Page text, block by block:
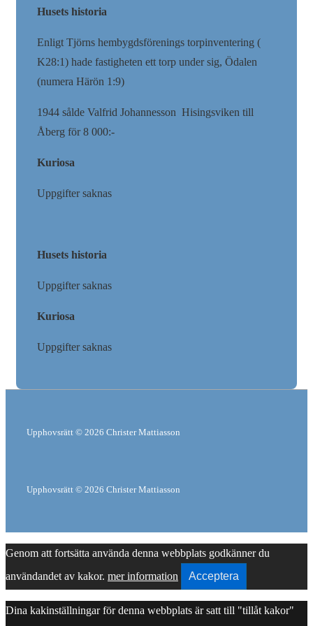
Husets historia
Enligt Tjörns hembygdsförenings torpinventering (
K28:1) hade fastigheten ett torp under sig, Ödalen
(numera Härön 1:9)
1944 sålde Valfrid Johannesson Hisingsviken till
Åberg för 8 000:-
Kuriosa
Uppgifter saknas
Husets historia
Uppgifter saknas
Kuriosa
Uppgifter saknas
Upphovsrätt © 2026 Christer Mattiasson
Upphovsrätt © 2026 Christer Mattiasson
Genom att fortsätta använda denna webbplats godkänner du
användandet av kakor. mer information Acceptera
Dina kakinställningar för denna webbplats är satt till "tillåt kakor"